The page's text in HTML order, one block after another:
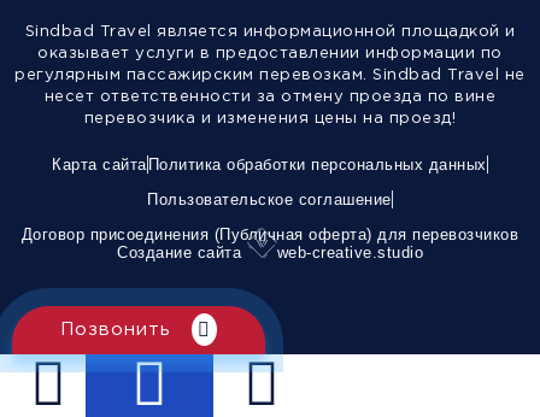
Sindbad Travel является информационной площадкой и
оказывает услуги в предоставлении информации по
регулярным пассажирским перевозкам. Sindbad Travel не
несет ответственности за отмену проезда по вине
перевозчика и изменения цены на проезд!
Карта сайта Политика обработки персональных данных
Пользовательское соглашение
Договор присоединения (Публичная оферта) для перевозчиков
Создание сайта
web-creative.studio
Позвонить